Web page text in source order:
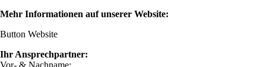
Mehr Informationen auf unserer Website:
Button Website
Ihr Ansprechpartner: